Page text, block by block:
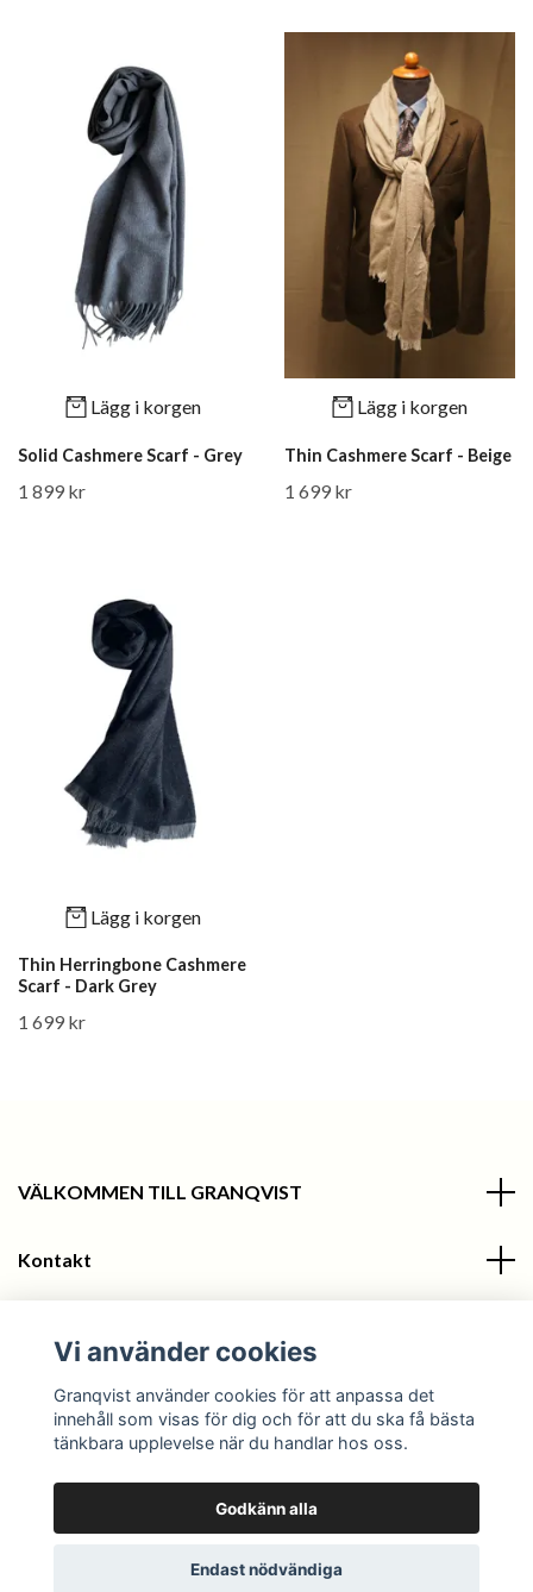
Lägg i korgen
Solid Cashmere Scarf - Grey
1 899 kr
Lägg i korgen
Thin Cashmere Scarf - Beige
1 699 kr
Lägg i korgen
Thin Herringbone Cashmere
Scarf - Dark Grey
1 699 kr
VÄLKOMMEN TILL GRANQVIST
Kontakt
Sociala medier
© 2026 Granqvist
Vi använder cookies
Granqvist använder cookies för att anpassa det
innehåll som visas för dig och för att du ska få bästa
tänkbara upplevelse när du handlar hos oss.
Godkänn alla
Endast nödvändiga